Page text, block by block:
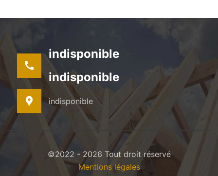
indisponible
indisponible
indisponible
©2022 - 2026 Tout droit réservé
Mentions légales